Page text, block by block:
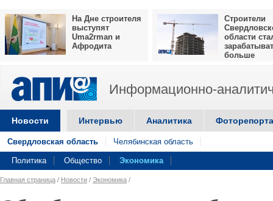
На Дне строителя
выступят
Uma2rman и
Афродита
Строители
области
больше
Информационно-
Новости Интервью Аналитика
Свердловская область Челябинская область
Политика Общество Экономика
Главная страница / Новости / Экономика /